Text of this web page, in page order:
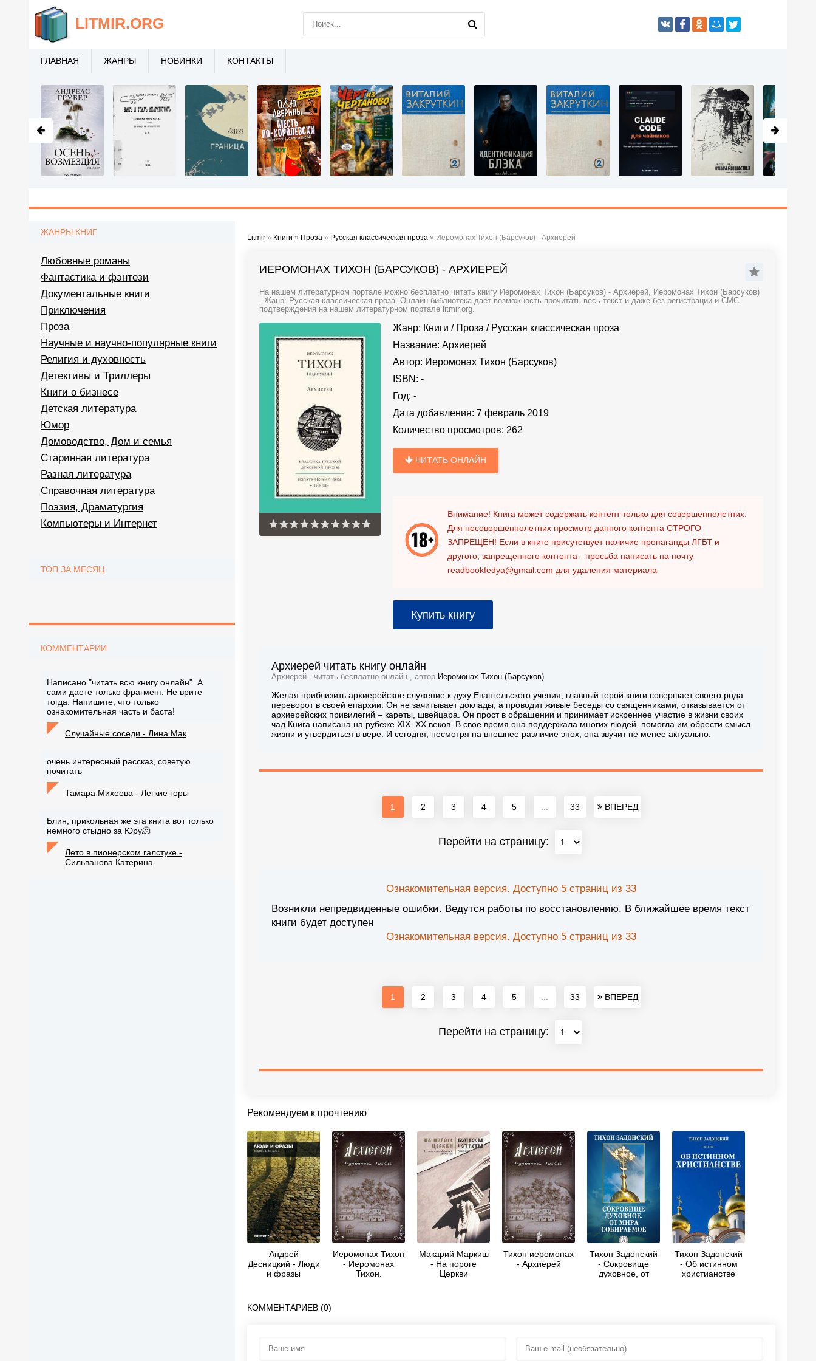
Litmir » Книги » Проза » Русская классическая проза » Иеромонах Тихон (Барсуков) - Архиерей
ИЕРОМОНАХ ТИХОН (БАРСУКОВ) - АРХИЕРЕЙ
На нашем литературном портале можно бесплатно читать книгу Иеромонах Тихон (Барсуков) - Архиерей, Иеромонах Тихон (Барсуков)
. Жанр: Русская классическая проза. Онлайн библиотека дает возможность прочитать весь текст и даже без регистрации и СМС
подтверждения на нашем литературном портале litmir.org.
Жанр: Книги / Проза / Русская классическая проза
Название: Архиерей
Автор: Иеромонах Тихон (Барсуков)
ISBN: -
Год: -
Дата добавления: 7 февраль 2019
Количество просмотров: 262
ЧИТАТЬ ОНЛАЙН
Внимание! Книга может содержать контент только для совершеннолетних.
Для несовершеннолетних просмотр данного контента СТРОГО
ЗАПРЕЩЕН! Если в книге присутствует наличие пропаганды ЛГБТ и
другого, запрещенного контента - просьба написать на почту
readbookfedya@gmail.com для удаления материала
Купить книгу
Архиерей читать книгу онлайн
Архиерей - читать бесплатно онлайн , автор Иеромонах Тихон (Барсуков)
Желая приблизить архиерейское служение к духу Евангельского учения, главный герой книги совершает своего рода
переворот в своей епархии. Он не зачитывает доклады, а проводит живые беседы со священниками, отказывается от
архиерейских привилегий – кареты, швейцара. Он прост в обращении и принимает искреннее участие в жизни своих
чад.Книга написана на рубеже XIX–XX веков. В свое время она поддержала многих людей, помогла им обрести смысл
жизни и утвердиться в вере. И сегодня, несмотря на внешнее различие эпох, она звучит не менее актуально.
1 2 3 4 5 33 ВПЕРЕД
Перейти на страницу:
Ознакомительная версия. Доступно 5 страниц из 33
Возникли непредвиденные ошибки. Ведутся работы по восстановлению. В ближайшее время текст
книги будет доступен
Ознакомительная версия. Доступно 5 страниц из 33
1 2 3 4 5 33 ВПЕРЕД
Перейти на страницу:
Рекомендуем к прочтению
Андрей
Десницкий - Люди
и фразы
Иеромонах Тихон
- Иеромонах
Тихон.
Макарий Маркиш
- На пороге
Церкви
Тихон иеромонах
- Архиерей
Тихон Задонский
- Сокровище
духовное, от
Тихон Задонский
- Об истинном
христианстве
КОММЕНТАРИЕВ (0)
ЖАНРЫ КНИГ
Любовные романы
Фантастика и фэнтези
Документальные книги
Приключения
Проза
Научные и научно-популярные книги
Религия и духовность
Детективы и Триллеры
Книги о бизнесе
Детская литература
Юмор
Домоводство, Дом и семья
Старинная литература
Разная литература
Справочная литература
Поэзия, Драматургия
Компьютеры и Интернет
ТОП ЗА МЕСЯЦ
КОММЕНТАРИИ
Написано "читать всю книгу онлайн". А
сами даете только фрагмент. Не врите
тогда. Напишите, что только
ознакомительная часть и баста!
Случайные соседи - Лина Мак
очень интересный рассказ, советую
почитать
Тамара Михеева - Легкие горы
Блин, прикольная же эта книга вот только
немного стыдно за Юру🫠
Лето в пионерском галстуке -
Сильванова Катерина
LITMIR.ORG
ГЛАВНАЯ ЖАНРЫ НОВИНКИ КОНТАКТЫ